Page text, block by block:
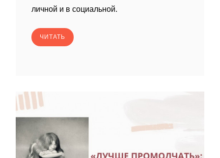
личной и в социальной.
ЧИТАТЬ